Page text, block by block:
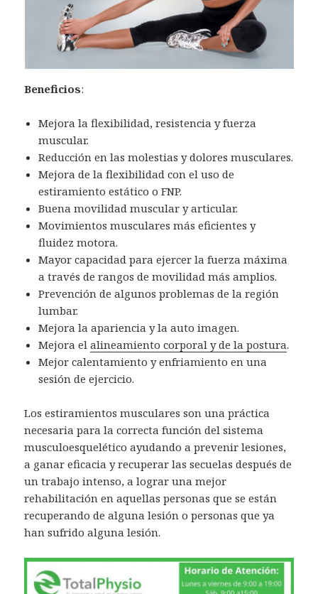
Beneficios:
Mejora la flexibilidad, resistencia y fuerza
muscular.
Reducción en las molestias y dolores musculares.
Mejora de la flexibilidad con el uso de
estiramiento estático o FNP.
Buena movilidad muscular y articular.
Movimientos musculares más eficientes y
fluidez motora.
Mayor capacidad para ejercer la fuerza máxima
a través de rangos de movilidad más amplios.
Prevención de algunos problemas de la región
lumbar.
Mejora la apariencia y la auto imagen.
Mejora elalineamiento corporal y de la postura.
Mejor calentamiento y enfriamiento en una
sesión de ejercicio.
Los estiramientos musculares son una práctica
necesaria para la correcta función del sistema
musculoesquelético ayudando a prevenir lesiones,
a ganar eficacia y recuperar las secuelas después de
un trabajo intenso, a lograr una mejor
rehabilitación en aquellas personas que se están
recuperando de alguna lesión o personas que ya
han sufrido alguna lesión.